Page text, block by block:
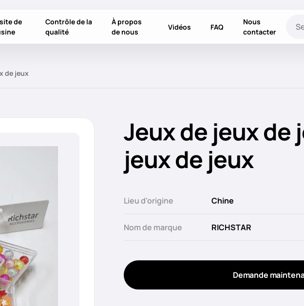
de
Contrôle de la
qualité
À propos
de nous
Vidéos FAQ
Nous
contacter
de jeux
Jeux de jeux de
jeux de jeux
Lieu d'origine Chine
Nom de marque RICHSTAR
Demande